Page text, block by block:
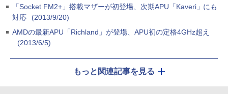
「Socket FM2+」搭載マザーが初登場、次期APU「Kaveri」にも
対応
(2013/9/20)
AMDの最新APU「Richland」が登場、APU初の定格4GHz超え
(2013/6/5)
もっと関連記事を見る